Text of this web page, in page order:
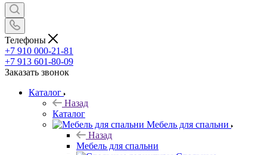
Телефоны
+7 910 000-21-81
+7 913 601-80-09
Заказать звонок
Каталог
Назад
Каталог
Мебель для спальни
Назад
Мебель для спальни